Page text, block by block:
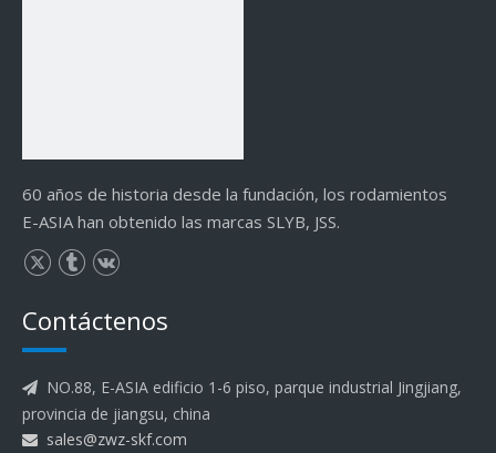
60 años de historia desde la fundación, los rodamientos
E-ASIA han obtenido las marcas SLYB, JSS.
Contáctenos

NO.88, E-ASIA edificio 1-6 piso, parque industrial Jingjiang,
provincia de jiangsu, china
 sales@zwz-skf.com